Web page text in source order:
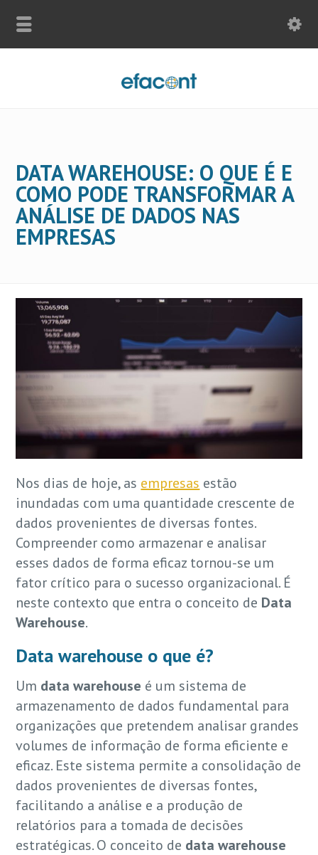
DATA WAREHOUSE: O QUE É E
COMO PODE TRANSFORMAR A
ANÁLISE DE DADOS NAS
EMPRESAS
Nos dias de hoje, as empresas estão
inundadas com uma quantidade crescente de
dados provenientes de diversas fontes.
Compreender como armazenar e analisar
esses dados de forma eficaz tornou-se um
fator crítico para o sucesso organizacional. É
neste contexto que entra o conceito de Data
Warehouse.
Data warehouse o que é?
Um data warehouse é um sistema de
armazenamento de dados fundamental para
organizações que pretendem analisar grandes
volumes de informação de forma eficiente e
eficaz. Este sistema permite a consolidação de
dados provenientes de diversas fontes,
facilitando a análise e a produção de
relatórios para a tomada de decisões
estratégicas. O conceito de data warehouse